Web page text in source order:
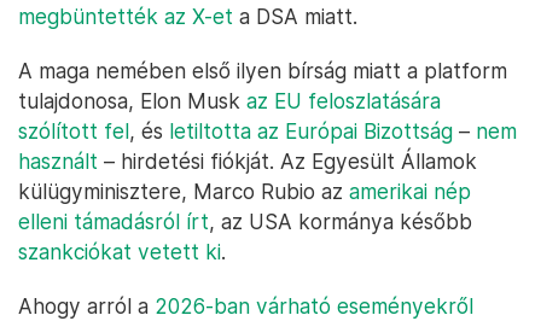
megbüntették az X-et a DSA miatt.
A maga nemében első ilyen bírság miatt a platform
tulajdonosa, Elon Musk az EU feloszlatására
szólított fel, és letiltotta az Európai Bizottság – nem
használt – hirdetési fiókját. Az Egyesült Államok
külügyminisztere, Marco Rubio az amerikai nép
elleni támadásról írt, az USA kormánya később
szankciókat vetett ki.
Ahogy arról a 2026-ban várható eseményekről